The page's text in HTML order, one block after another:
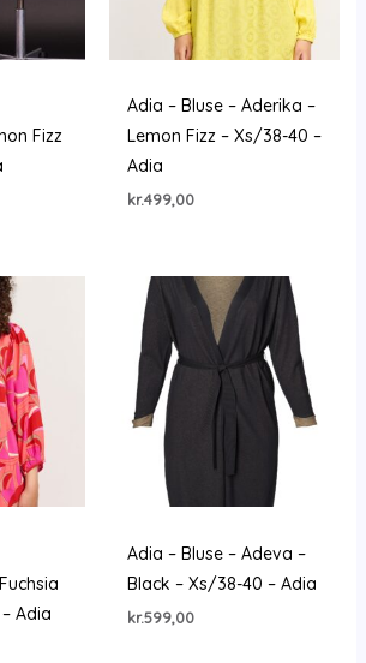
Fizz
Adia – Bluse – Aderika –
Lemon Fizz – Xs/38-40 –
Adia
kr.499,00
Adia
Adia – Bluse – Adeva –
Black – Xs/38-40 – Adia
kr.599,00